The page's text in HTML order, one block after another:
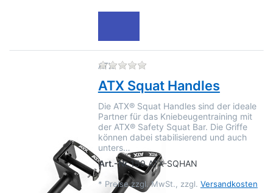
ATX Zu diesem Produkt liegen
ATX Squat Handles
Die ATX® Squat Handles sind der ideale
Partner für das Kniebeugentraining mit
der ATX® Safety Squat Bar. Die Griffe
können dabei stabilisierend und auch
unters…
Art.-Nr.159.ATX-SQHAN
* Preise zzgl. MwSt., zzgl. Versandkosten